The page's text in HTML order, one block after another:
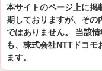
本サイトのページ上に掲
期しておりますが、その
ではありません。 当該
も、株式会社NTTドコモ
ます。